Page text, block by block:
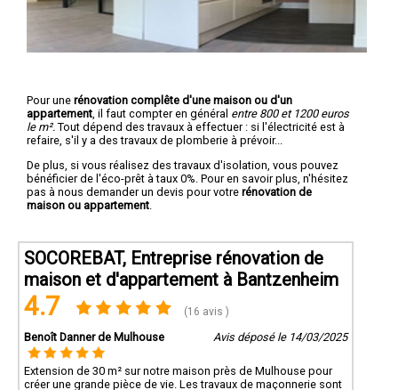
Pour une rénovation complête d'une maison ou d'un
appartement , il faut compter en général entre 800 et 1200 euros
le m². Tout dépend des travaux à effectuer : si l'électricité est à
refaire, s'il y a des travaux de plomberie à prévoir...
De plus, si vous réalisez des travaux d'isolation, vous pouvez
bénéficier de l'éco-prêt à taux 0%. Pour en savoir plus, n'hésitez
pas à nous demander un devis pour votre rénovation de
maison ou appartement
SOCOREBAT, Entreprise rénovation de
maison et d'appartement à Bantzenheim
4.7 (16 avis )
Benoît Danner de Mulhouse Avis déposé le 14/03/2025
Extension de 30 m² sur notre maison près de Mulhouse pour
créer une grande pièce de vie. Les travaux de maçonnerie sont